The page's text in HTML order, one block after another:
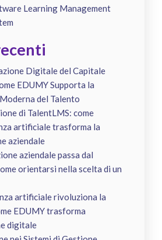
Learning Management
Digitale del Capitale
EDUMY Supporta la
del Talento
di TalentLMS: come
artificiale trasforma la
aziendale
aziendale passa dal
orientarsi nella scelta di un
artificiale rivoluziona la
EDUMY trasforma
digitale